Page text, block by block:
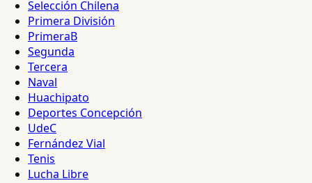
Selección Chilena
Primera División
PrimeraB
Segunda
Tercera
Naval
Huachipato
Deportes Concepción
UdeC
Fernández Vial
Tenis
Lucha Libre